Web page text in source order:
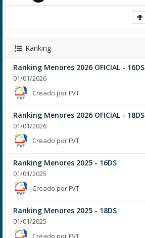
Ranking
Ranking Menores 2026 OFICIAL - 16DS
01/01/2026
Creado por FVT
Ranking Menores 2026 OFICIAL - 18DS
01/01/2026
Creado por FVT
Ranking Menores 2025 - 16DS
01/01/2025
Creado por FVT
Ranking Menores 2025 - 18DS
01/01/2025
Creado por FVT